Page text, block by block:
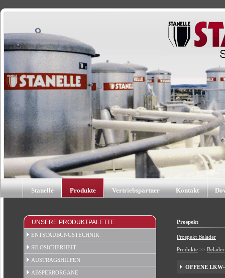
Stanelle Produkte Vertriebspartner Kontakt
UNSERE PRODUKTPALETTE
ENTSTAUBUNGSTECHNIK
SILOSICHERHEIT
AUSTRAGSHILFEN
ABSPERRORGANE
Prospekt
Prospekt Belader
Produkte >> Belader
OFFENE